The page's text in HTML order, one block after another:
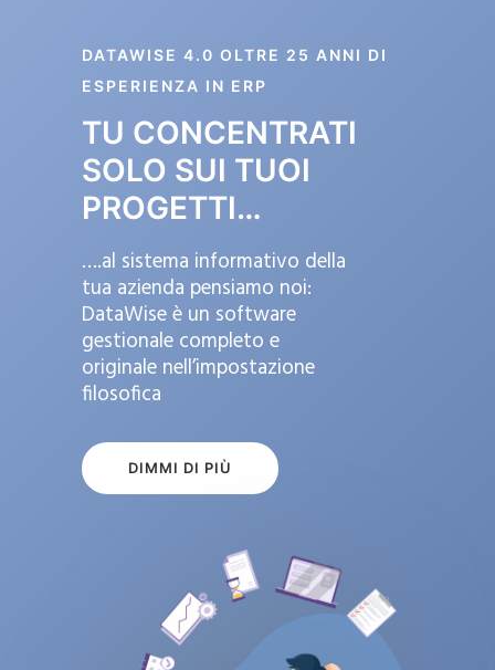
DATAWISE 4.0 OLTRE 25 ANNI DI
ESPERIENZA IN ERP
TU CONCENTRATI
SOLO SUI TUOI
PROGETTI…
….al sistema informativo della
tua azienda pensiamo noi:
DataWise è un software
gestionale completo e
originale nell’impostazione
filosofica
DIMMI DI PIÙ